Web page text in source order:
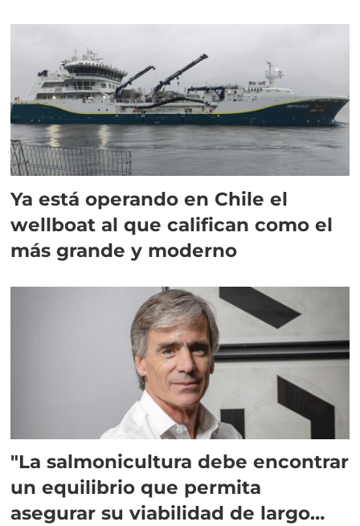
Ya está operando en Chile el
wellboat al que califican como el
más grande y moderno
"La salmonicultura debe encontrar
un equilibrio que permita
asegurar su viabilidad de largo